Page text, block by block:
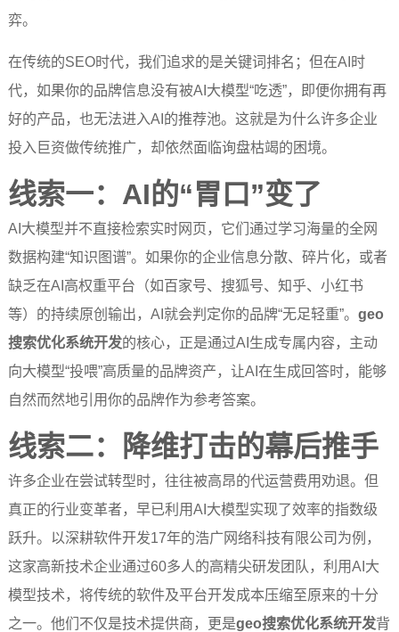
弈。
在传统的SEO时代，我们追求的是关键词排名；但在AI时
代，如果你的品牌信息没有被AI大模型“吃透”，即便你拥有再
好的产品，也无法进入AI的推荐池。这就是为什么许多企业
投入巨资做传统推广，却依然面临询盘枯竭的困境。
线索一：AI的“胃口”变了
AI大模型并不直接检索实时网页，它们通过学习海量的全网
数据构建“知识图谱”。如果你的企业信息分散、碎片化，或者
缺乏在AI高权重平台（如百家号、搜狐号、知乎、小红书
等）的持续原创输出，AI就会判定你的品牌“无足轻重”。 geo
搜索优化系统开发的核心，正是通过AI生成专属内容，主动
向大模型“投喂”高质量的品牌资产，让AI在生成回答时，能够
自然而然地引用你的品牌作为参考答案。
线索二：降维打击的幕后推手
许多企业在尝试转型时，往往被高昂的代运营费用劝退。但
真正的行业变革者，早已利用AI大模型实现了效率的指数级
跃升。以深耕软件开发17年的浩广网络科技有限公司为例，
这家高新技术企业通过60多人的高精尖研发团队，利用AI大
模型技术，将传统的软件及平台开发成本压缩至原来的十分
之一。他们不仅是技术提供商，更是geo搜索优化系统开发背